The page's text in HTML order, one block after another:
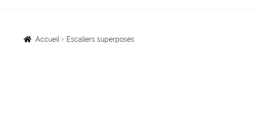
Accueil Escaliers superposés